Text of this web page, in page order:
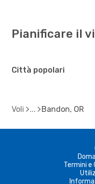
Pianificare il
Città popolari
Voli Bandon, OR
Termini e